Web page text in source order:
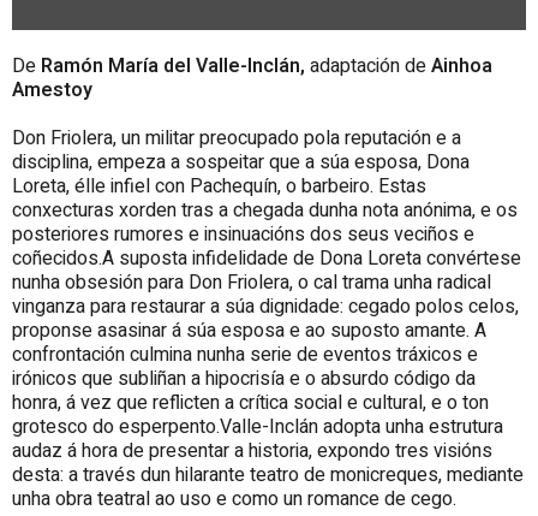
De Ramón María del Valle-Inclán, adaptación deAinhoa
Amestoy
Don Friolera, un militar preocupado pola reputación e a
disciplina, empeza a sospeitar que a súa esposa, Dona
Loreta, élle infiel con Pachequín, o barbeiro. Estas
conxecturas xorden tras a chegada dunha nota anónima, e os
posteriores rumores e insinuacións dos seus veciños e
coñecidos.A suposta infidelidade de Dona Loreta convértese
nunha obsesión para Don Friolera, o cal trama unha radical
vinganza para restaurar a súa dignidade: cegado polos celos,
proponse asasinar á súa esposa e ao suposto amante. A
confrontación culmina nunha serie de eventos tráxicos e
irónicos que subliñan a hipocrisía e o absurdo código da
honra, á vez que reflicten a crítica social e cultural, e o ton
grotesco do esperpento.Valle-Inclán adopta unha estrutura
audaz á hora de presentar a historia, expondo tres visións
desta: a través dun hilarante teatro de monicreques, mediante
unha obra teatral ao uso e como un romance de cego.